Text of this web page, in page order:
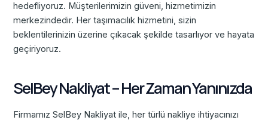
hedefliyoruz. Müşterilerimizin güveni, hizmetimizin
merkezindedir. Her taşımacılık hizmetini, sizin
beklentilerinizin üzerine çıkacak şekilde tasarlıyor ve hayata
geçiriyoruz.
SelBey Nakliyat – Her Zaman Yanınızda
Firmamız SelBey Nakliyat ile, her türlü nakliye ihtiyacınızı